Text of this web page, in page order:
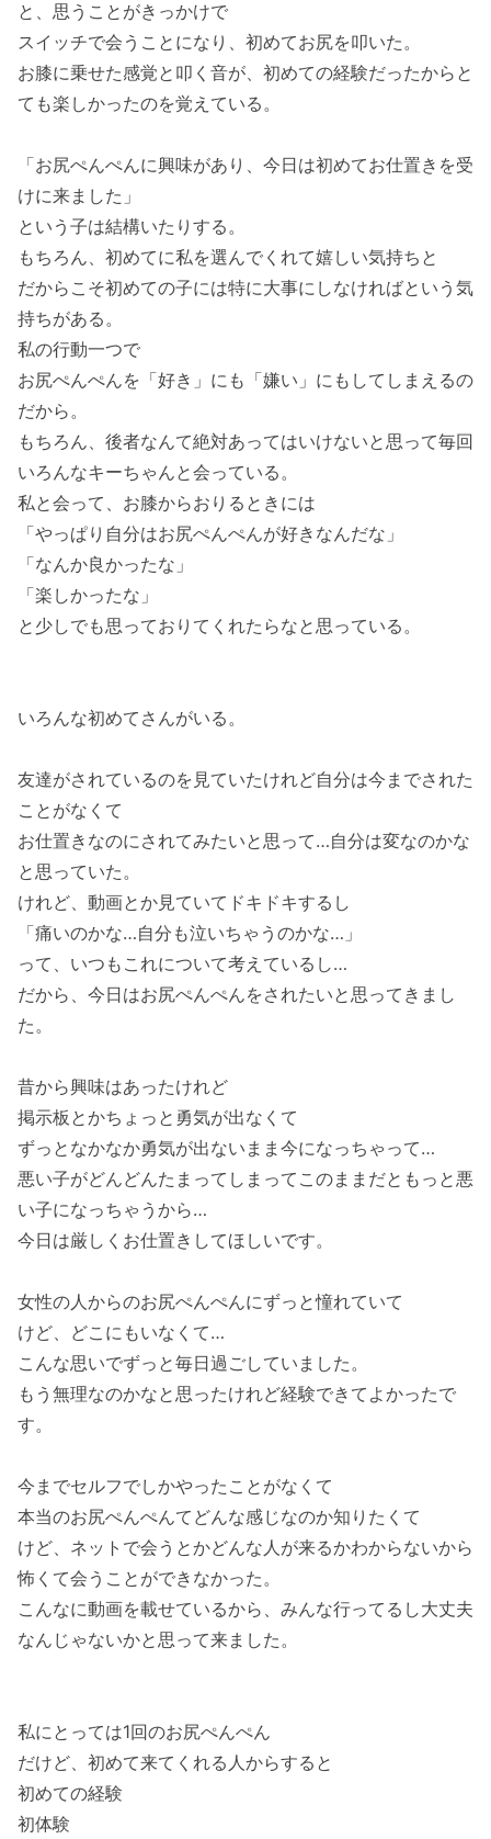
と、思うことがきっかけで
スイッチで会うことになり、初めてお尻を叩いた。
お膝に乗せた感覚と叩く音が、初めての経験だったからと
ても楽しかったのを覚えている。
「お尻ぺんぺんに興味があり、今日は初めてお仕置きを受
けに来ました」
という子は結構いたりする。
もちろん、初めてに私を選んでくれて嬉しい気持ちと
だからこそ初めての子には特に大事にしなければという気
持ちがある。
私の行動一つで
お尻ぺんぺんを「好き」にも「嫌い」にもしてしまえるの
だから。
もちろん、後者なんて絶対あってはいけないと思って毎回
いろんなキーちゃんと会っている。
私と会って、お膝からおりるときには
「やっぱり自分はお尻ぺんぺんが好きなんだな」
「なんか良かったな」
「楽しかったな」
と少しでも思っておりてくれたらなと思っている。
いろんな初めてさんがいる。
友達がされているのを見ていたけれど自分は今までされた
ことがなくて
お仕置きなのにされてみたいと思って…自分は変なのかな
と思っていた。
けれど、動画とか見ていてドキドキするし
「痛いのかな…自分も泣いちゃうのかな…」
って、いつもこれについて考えているし…
だから、今日はお尻ぺんぺんをされたいと思ってきまし
た。
昔から興味はあったけれど
掲示板とかちょっと勇気が出なくて
ずっとなかなか勇気が出ないまま今になっちゃって…
悪い子がどんどんたまってしまってこのままだともっと悪
い子になっちゃうから…
今日は厳しくお仕置きしてほしいです。
女性の人からのお尻ぺんぺんにずっと憧れていて
けど、どこにもいなくて…
こんな思いでずっと毎日過ごしていました。
もう無理なのかなと思ったけれど経験できてよかったで
す。
今までセルフでしかやったことがなくて
本当のお尻ぺんぺんてどんな感じなのか知りたくて
けど、ネットで会うとかどんな人が来るかわからないから
怖くて会うことができなかった。
こんなに動画を載せているから、みんな行ってるし大丈夫
なんじゃないかと思って来ました。
私にとっては1回のお尻ぺんぺん
だけど、初めて来てくれる人からすると
初めての経験
初体験